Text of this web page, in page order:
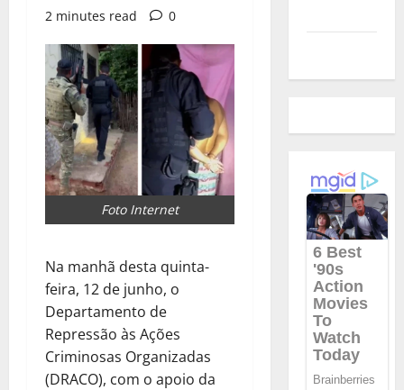
2 minutes read
0
Foto Internet
Na manhã desta quinta-
feira, 12 de junho, o
Departamento de
Repressão às Ações
Criminosas Organizadas
(DRACO), com o apoio da